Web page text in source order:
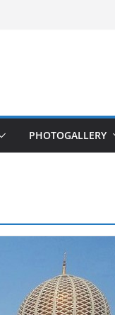
PHOTOGALLERY